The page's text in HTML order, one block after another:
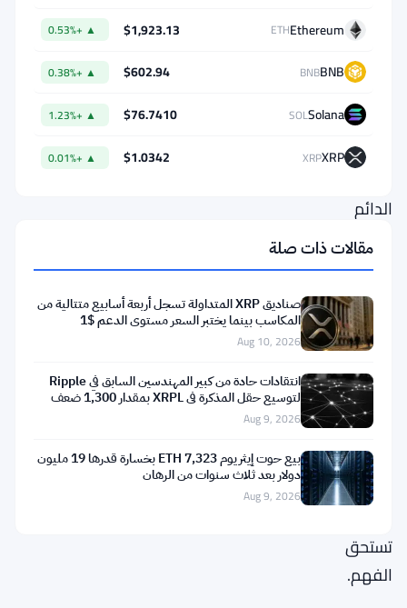
معاملات
المستخدمين
منصة
HyperCore
الدائم
تحقق
إيرادات
تراكمية
يمكن
تجاهلها
والديناميكيات
التنافسية
وراء
تستحق
الفهم.
Ethereum
ETH
$1,923.13
▲ +0.53%
BNB
BNB
$602.94
▲ +0.38%
Solana
SOL
$76.7410
▲ +1.23%
XRP
XRP
$1.0342
▲ +0.01%
مقالات ذات صلة
صناديق XRP المتداولة تسجل أربعة أسابيع متتالية من
المكاسب بينما يختبر السعر مستوى الدعم $1
Aug 10, 2026
انتقادات حادة من كبير المهندسين السابق في Ripple
لتوسيع حقل المذكرة في XRPL بمقدار 1,300 ضعف
Aug 9, 2026
بيع حوت إيثريوم 7,323 ETH بخسارة قدرها 19 مليون
دولار بعد ثلاث سنوات من الرهان
Aug 9, 2026